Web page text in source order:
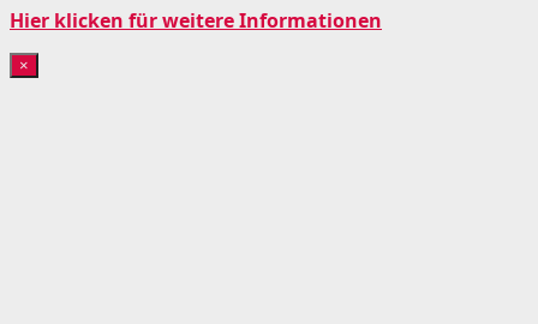
Hier klicken für weitere Informationen
×